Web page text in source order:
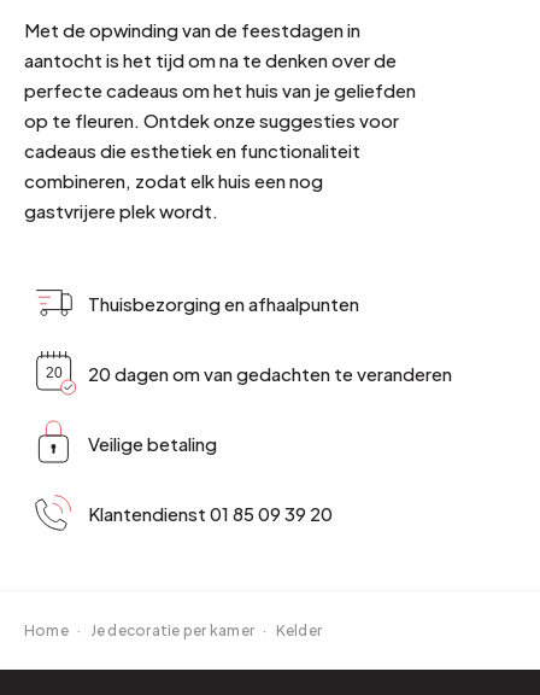
Met de opwinding van de feestdagen in
aantocht is het tijd om na te denken over de
perfecte cadeaus om het huis van je geliefden
op te fleuren. Ontdek onze suggesties voor
cadeaus die esthetiek en functionaliteit
combineren, zodat elk huis een nog
gastvrijere plek wordt.
Thuisbezorging en afhaalpunten
20 dagen om van gedachten te veranderen
Veilige betaling
Klantendienst 01 85 09 39 20
Home · Je decoratie per kamer · Kelder